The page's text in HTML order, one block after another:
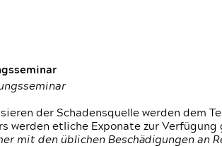
der Schadensquelle werden dem
werden etliche Exponate zur
mit den üblichen Beschädigungen an